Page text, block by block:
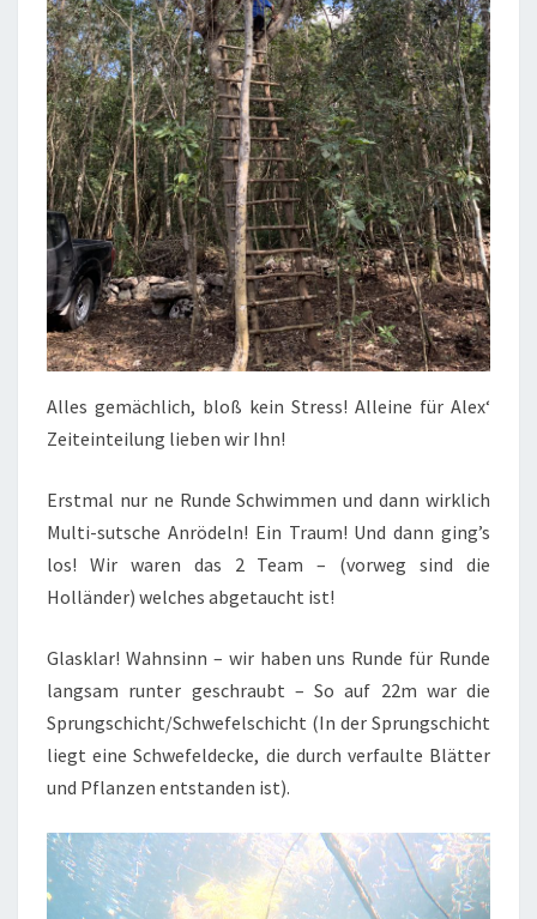
Alles gemächlich, bloß kein Stress! Alleine für Alex‘
Zeiteinteilung lieben wir Ihn!
Erstmal nur ne Runde Schwimmen und dann wirklich
Multi-sutsche Anrödeln! Ein Traum! Und dann ging’s
los! Wir waren das 2 Team – (vorweg sind die
Holländer) welches abgetaucht ist!
Glasklar! Wahnsinn – wir haben uns Runde für Runde
langsam runter geschraubt – So auf 22m war die
Sprungschicht/Schwefelschicht (In der Sprungschicht
liegt eine Schwefeldecke, die durch verfaulte Blätter
und Pflanzen entstanden ist).